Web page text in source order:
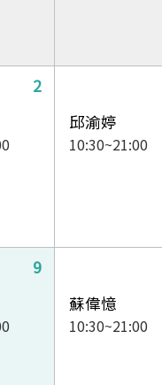
2
邱渝婷
10:30~21:00
9
蘇偉憶
10:30~21:00